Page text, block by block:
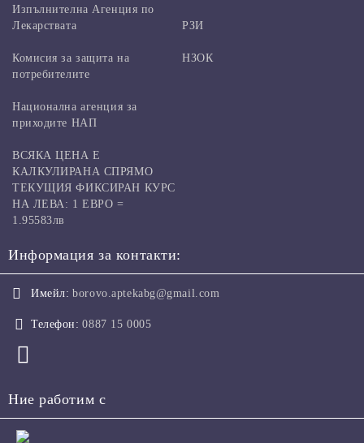
Изпълнителна Агенция по
Лекарствата
Комисия за защита на
потребителите
РЗИ
НЗОК
Национална агенция за
приходите НАП
ВСЯКА ЦЕНА Е
КАЛКУЛИРАНА СПРЯМО
ТЕКУЩИЯ ФИКСИРАН КУРС
НА ЛЕВА: 1 ЕВРО =
1.95583лв
Информация за контакти:
Имейл: borovo.aptekabg@gmail.com
Телефон: 0887 15 0005
Ние работим с